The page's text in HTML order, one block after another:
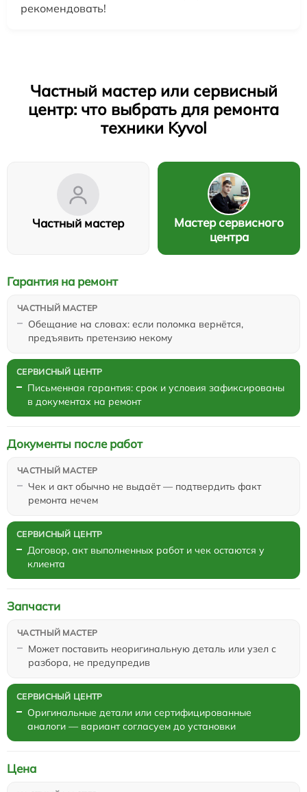
рекомендовать!
Частный мастер или сервисный
центр: что выбрать для ремонта
техники Kyvol
Частный мастер
Мастер сервисного
центра
Обещание на словах: если поломка вернётся,
предъявить претензию некому
Гарантия на ремонт
Письменная гарантия: срок и условия зафиксированы
в документах на ремонт
Чек и акт обычно не выдаёт — подтвердить факт
ремонта нечем
Документы после работ
Договор, акт выполненных работ и чек остаются у
клиента
Может поставить неоригинальную деталь или узел с
разбора, не предупредив
Запчасти
Оригинальные детали или сертифицированные
аналоги — вариант согласуем до установки
Цена